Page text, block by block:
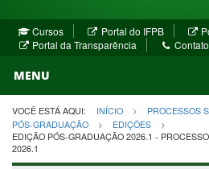
Cursos Portal do IFPB(abre
em
Portal da Transparência
MENU
VOCÊ ESTÁ AQUI: INÍCIO
PROCESSOS
PÓS-GRADUAÇÃO
EDIÇÕES
EDIÇÃO PÓS-GRADUAÇÃO 2026.1 -
2026.1